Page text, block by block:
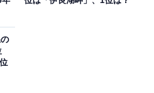
車両展示スペース（無料）も
以下無料と格安で、現在開催
デリア図鑑〜昭和デザイン・